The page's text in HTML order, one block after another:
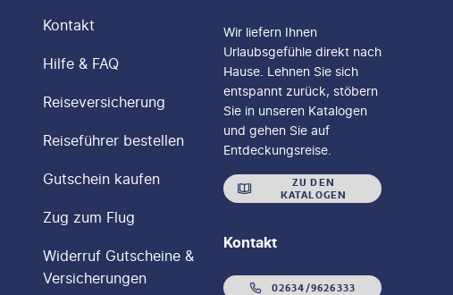
Kontakt
Hilfe & FAQ
Reiseversicherung
Reiseführer bestellen
Gutschein kaufen
Zug zum Flug
Widerruf Gutscheine &
Versicherungen
Wir liefern Ihnen
Urlaubsgefühle direkt nach
Hause. Lehnen Sie sich
entspannt zurück, stöbern
Sie in unseren Katalogen
und gehen Sie auf
Entdeckungsreise.
ZU DEN
KATALOGEN
Kontakt
02634/9626333